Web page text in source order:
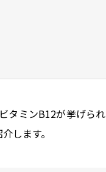
ミンB12が挙げら
します。